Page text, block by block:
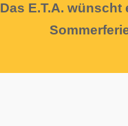
Das E.T.A. wünscht